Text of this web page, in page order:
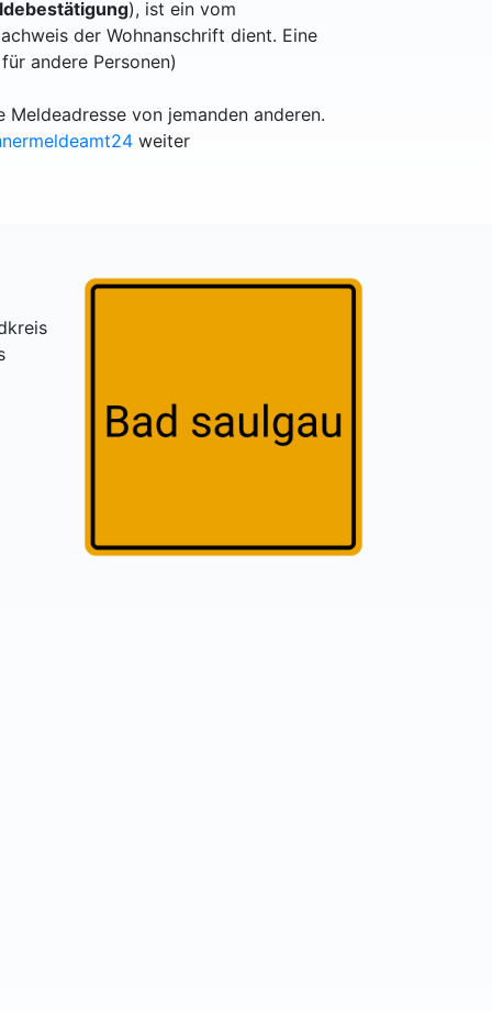
), ist ein vom
der Wohnanschrift dient. Eine
andere Personen)
Meldeadresse von jemanden anderen.
weiter